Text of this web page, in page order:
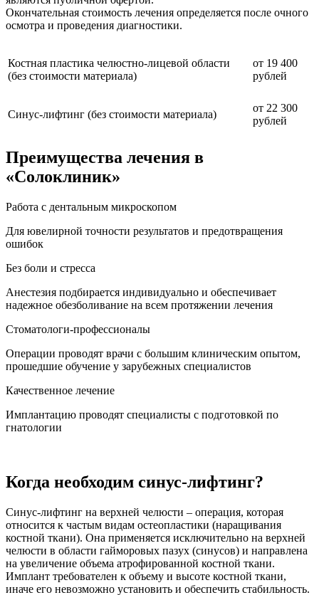
Окончательная стоимость лечения определяется после очного
осмотра и проведения диагностики.
Костная пластика челюстно-лицевой области
(без стоимости материала)
от 19 400
рублей
Синус-лифтинг (без стоимости материала)
от 22 300
рублей
Преимущества лечения в
«Солоклиник»
Работа с дентальным микроскопом
Для ювелирной точности результатов и предотвращения
ошибок
Без боли и стресса
Анестезия подбирается индивидуально и обеспечивает
надежное обезболивание на всем протяжении лечения
Стоматологи-профессионалы
Операции проводят врачи с большим клиническим опытом,
прошедшие обучение у зарубежных специалистов
Качественное лечение
Имплантацию проводят специалисты с подготовкой по
гнатологии
Когда необходим синус-лифтинг?
Синус-лифтинг на верхней челюсти – операция, которая
относится к частым видам остеопластики (наращивания
костной ткани). Она применяется исключительно на верхней
челюсти в области гайморовых пазух (синусов) и направлена
на увеличение объема атрофированной костной ткани.
Имплант требователен к объему и высоте костной ткани,
иначе его невозможно установить и обеспечить стабильность.